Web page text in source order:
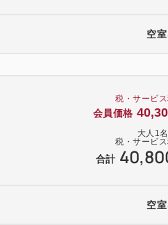
持参ください）
・コインランドリー有料）
でお泊りいただけます（寝
空
税・サービ
会員価格
大人 1名
税・サービ
合計
空